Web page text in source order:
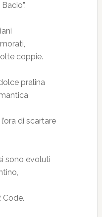
coppie.
pralina
di scartare
sono evoluti
Code.